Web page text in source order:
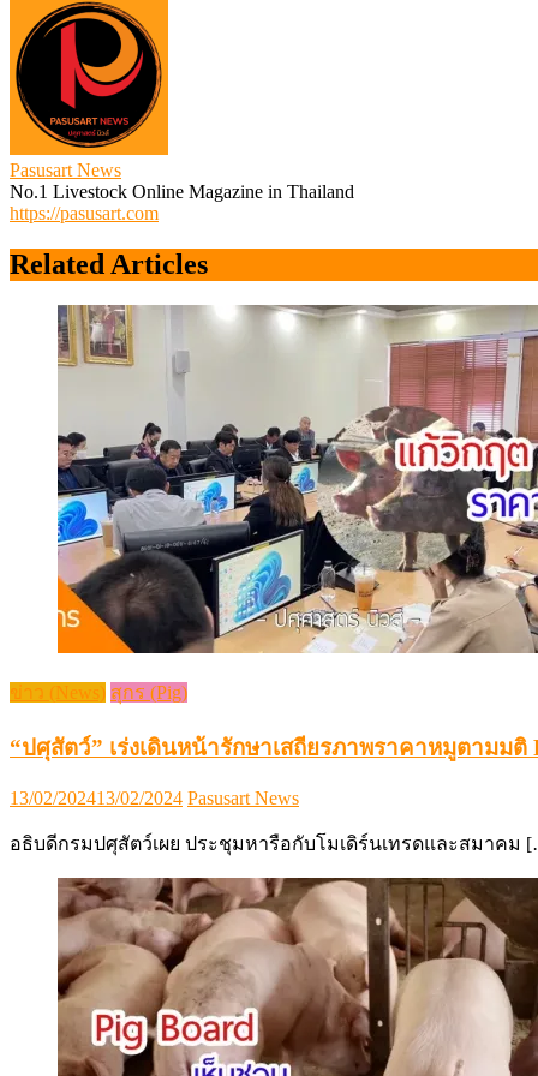
Pasusart News
No.1 Livestock Online Magazine in Thailand
https://pasusart.com
Related Articles
ข่าว (News) สุกร (Pig)
“ปศุสัตว์” เร่งเดินหน้ารักษาเสถียรภาพราคาหมูตามมติ
Posted
13/02/202413/02/2024 Author
Pasusart News
อธิบดีกรมปศุสัตว์เผย ประชุมหารือกับโมเดิร์นเทรดและสมาคม